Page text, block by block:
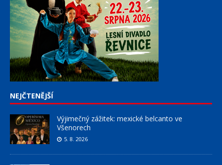
NEJČTENĚJŠÍ
Výjimečný zážitek: mexické belcanto ve
Všenorech
5. 8. 2026